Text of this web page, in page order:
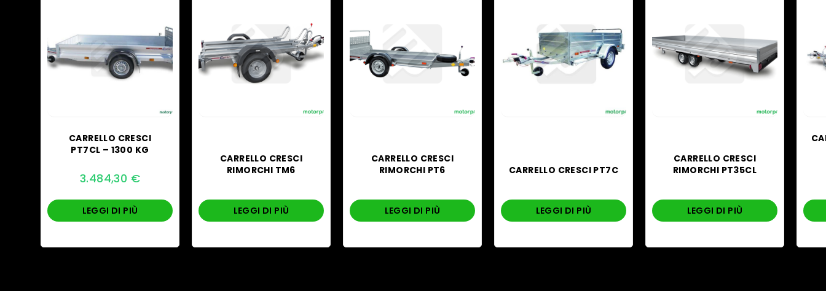
CARRELLO CRESCI
PT7CL – 1300 KG
3.484,30 €
LEGGI DI PIÙ
CARRELLO CRESCI
RIMORCHI TM6
LEGGI DI PIÙ
CARRELLO CRESCI
RIMORCHI PT6
LEGGI DI PIÙ
CARRELLO CRESCI PT7C
LEGGI DI PIÙ
CARRELLO CRESCI
RIMORCHI PT35CL
LEGGI DI PIÙ